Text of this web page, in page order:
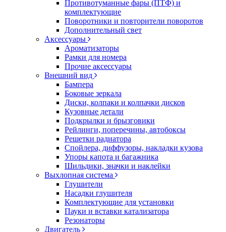
Противотуманные фары (ПТФ) и
комплектующие
Поворотники и повторители поворотов
Дополнительный свет
Аксессуары
Ароматизаторы
Рамки для номера
Прочие аксессуары
Внешний вид
Бампера
Боковые зеркала
Диски, колпаки и колпачки дисков
Кузовные детали
Подкрылки и брызговики
Рейлинги, поперечины, автобоксы
Решетки радиатора
Спойлера, диффузоры, накладки кузова
Упоры капота и багажника
Шильдики, значки и наклейки
Выхлопная система
Глушители
Насадки глушителя
Комплектующие для установки
Пауки и вставки катализатора
Резонаторы
Двигатель